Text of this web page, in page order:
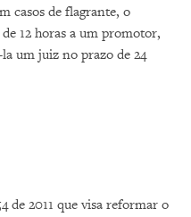
casos de flagrante, o
12 horas a um promotor,
um juiz no prazo de 24
de 2011 que visa reformar o